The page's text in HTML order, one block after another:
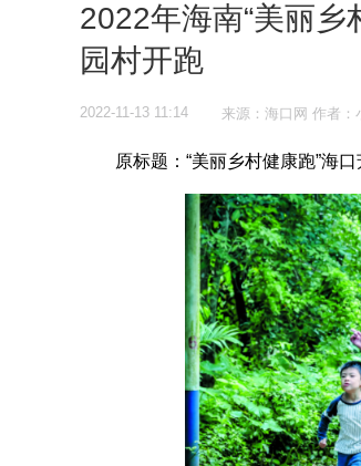
2022年海南“美丽乡
园村开跑
2022-11-13 11:14 来源：海口网 作者：
原标题：“美丽乡村健康跑”海口